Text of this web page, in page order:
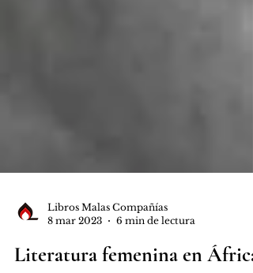
8 mar 2023
6 min de lectura